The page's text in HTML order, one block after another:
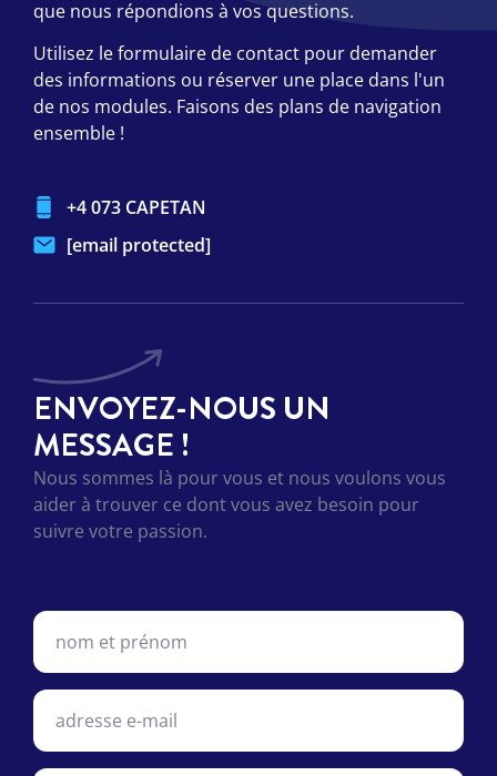
que nous répondions à vos questions.
Utilisez le formulaire de contact pour demander
des informations ou réserver une place dans l'un
de nos modules. Faisons des plans de navigation
ensemble !
+4 073 CAPETAN
[email protected]
ENVOYEZ-NOUS UN
MESSAGE !
Nous sommes là pour vous et nous voulons vous
aider à trouver ce dont vous avez besoin pour
suivre votre passion.